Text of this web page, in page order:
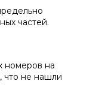
частей.
номеров на
что не нашли